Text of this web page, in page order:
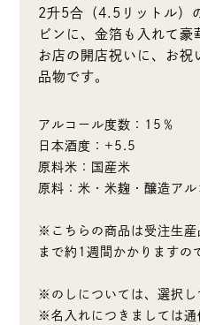
2升5合（4.5リットル）
ビンに、金箔も入れて豪
お店の開店祝いに、お祝
品物です。
アルコール度数：15％
日本酒度：+5.5
原料米：国産米
原料：米・米麹・醸造ア
※こちらの商品は受注生
まで約1週間かかりますの
※のしについては、選択し
※名入れにつきましては通